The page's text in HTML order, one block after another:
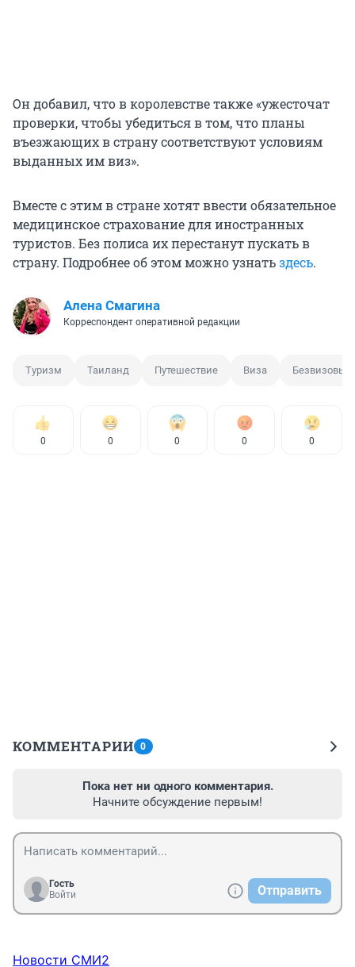
Он добавил, что в королевстве также «ужесточат
проверки, чтобы убедиться в том, что планы
въезжающих в страну соответствуют условиям
выданных им виз».
Вместе с этим в стране хотят ввести обязательное
медицинское страхование для иностранных
туристов. Без полиса их перестанут пускать в
страну. Подробнее об этом можно узнатьздесь.
Алена Смагина
Корреспондент оперативной редакции
Туризм Таиланд Путешествие Виза
0 0 0 0 0
КОММЕНТАРИИ 0
Пока нет ни одного комментария.
Начните обсуждение первым!
Гость
Войти
Отправить
Новости СМИ2